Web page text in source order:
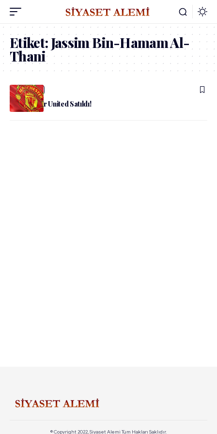
Etiket:Jassim Bin-Hamam Al-
Thani
admin Spor
Manchester United Satıldı!
© Copyright 2022, Siyaset Alemi Tüm Hakları Saklıdır.